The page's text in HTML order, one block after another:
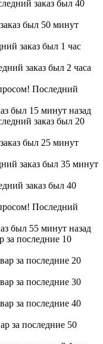
заказ был 40
был 50 минут
заказ был 1 час
заказ был 2 часа
Последний
был 15 минут назад
заказ был 20
был 25 минут
заказ был 35 минут
заказ был 40
Последний
был 55 минут назад
за последние 10
за последние 20
за последние 30
за последние 40
за последние 50